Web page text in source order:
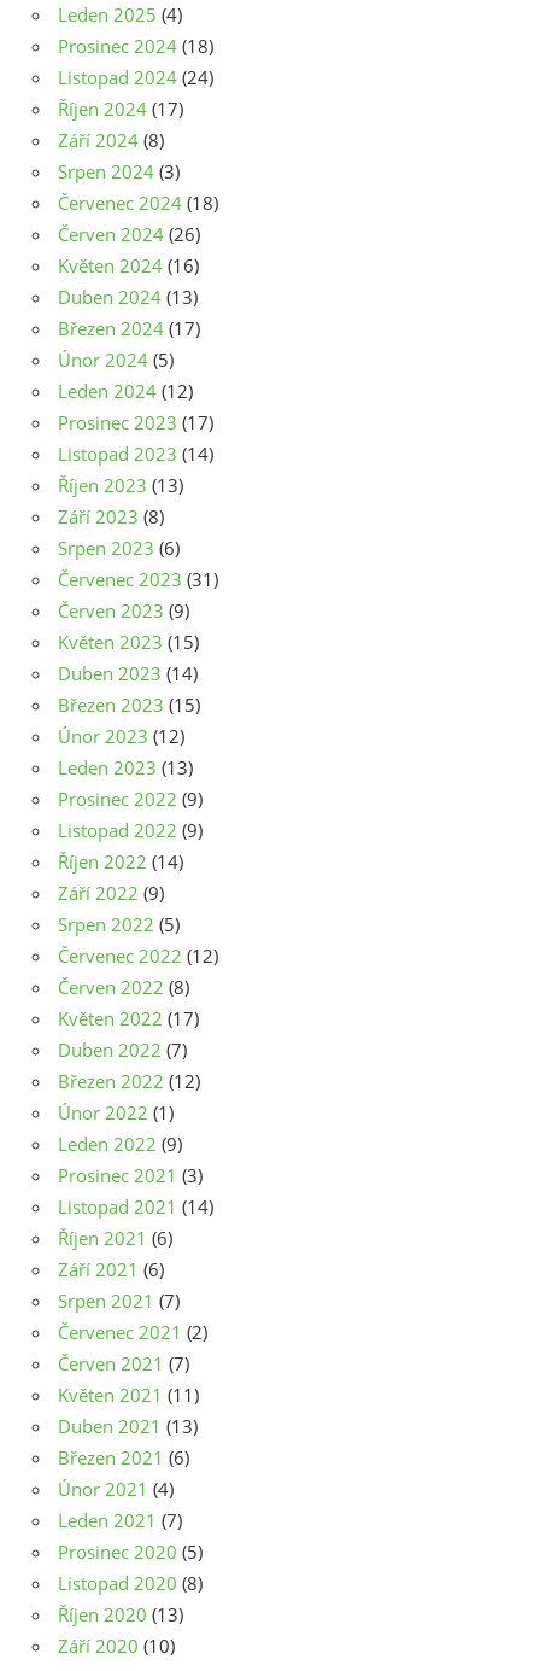
Leden 2025 (4)
Prosinec 2024 (18)
Listopad 2024 (24)
Říjen 2024 (17)
Září 2024 (8)
Srpen 2024 (3)
Červenec 2024 (18)
Červen 2024 (26)
Květen 2024 (16)
Duben 2024 (13)
Březen 2024 (17)
Únor 2024 (5)
Leden 2024 (12)
Prosinec 2023 (17)
Listopad 2023 (14)
Říjen 2023 (13)
Září 2023 (8)
Srpen 2023 (6)
Červenec 2023 (31)
Červen 2023 (9)
Květen 2023 (15)
Duben 2023 (14)
Březen 2023 (15)
Únor 2023 (12)
Leden 2023 (13)
Prosinec 2022 (9)
Listopad 2022 (9)
Říjen 2022 (14)
Září 2022 (9)
Srpen 2022 (5)
Červenec 2022 (12)
Červen 2022 (8)
Květen 2022 (17)
Duben 2022 (7)
Březen 2022 (12)
Únor 2022 (1)
Leden 2022 (9)
Prosinec 2021 (3)
Listopad 2021 (14)
Říjen 2021 (6)
Září 2021 (6)
Srpen 2021 (7)
Červenec 2021 (2)
Červen 2021 (7)
Květen 2021 (11)
Duben 2021 (13)
Březen 2021 (6)
Únor 2021 (4)
Leden 2021 (7)
Prosinec 2020 (5)
Listopad 2020 (8)
Říjen 2020 (13)
Září 2020 (10)